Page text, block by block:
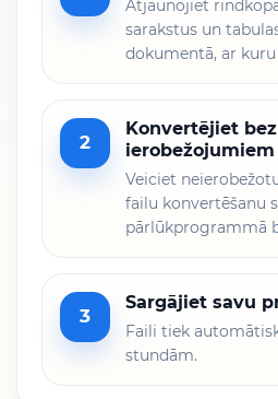
Atjaunojiet
sarakstus un
dokumentā, ar
2
Konvertējiet bez
ierobežojumiem
Veiciet
failu konvertēšanu
pārlūkprogrammā
3
Sargājiet savu
Faili tiek
stundām.